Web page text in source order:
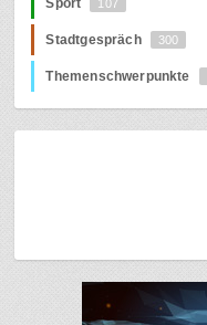
Sport 107
Stadtgespräch 300
Themenschwerpunkte